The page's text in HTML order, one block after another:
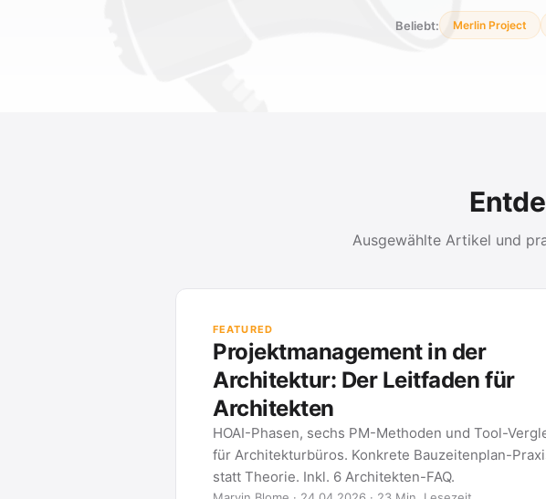
Beliebt: Merlin Project
Ausgewählte Artikel und
FEATURED
Projektmanagement in der
Architektur: Der Leitfaden für
Architekten
HOAI-Phasen, sechs PM-Methoden und Tool-
für Architekturbüros. Konkrete Bauzeitenplan-
statt Theorie. Inkl. 6 Architekten-FAQ.